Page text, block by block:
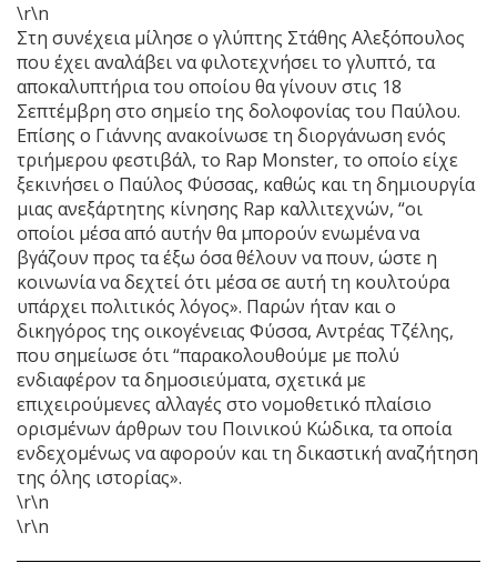
\r\n
Στη συνέχεια μίλησε ο γλύπτης Στάθης Αλεξόπουλος
που έχει αναλάβει να φιλοτεχνήσει το γλυπτό, τα
αποκαλυπτήρια του οποίου θα γίνουν στις 18
Σεπτέμβρη στο σημείο της δολοφονίας του Παύλου.
Επίσης ο Γιάννης ανακοίνωσε τη διοργάνωση ενός
τριήμερου φεστιβάλ, το Rap Monster, το οποίο είχε
ξεκινήσει ο Παύλος Φύσσας, καθώς και τη δημιουργία
μιας ανεξάρτητης κίνησης Rap καλλιτεχνών, “οι
οποίοι μέσα από αυτήν θα μπορούν ενωμένα να
βγάζουν προς τα έξω όσα θέλουν να πουν, ώστε η
κοινωνία να δεχτεί ότι μέσα σε αυτή τη κουλτούρα
υπάρχει πολιτικός λόγος». Παρών ήταν και ο
δικηγόρος της οικογένειας Φύσσα, Αντρέας Τζέλης,
που σημείωσε ότι “παρακολουθούμε με πολύ
ενδιαφέρον τα δημοσιεύματα, σχετικά με
επιχειρούμενες αλλαγές στο νομοθετικό πλαίσιο
ορισμένων άρθρων του Ποινικού Κώδικα, τα οποία
ενδεχομένως να αφορούν και τη δικαστική αναζήτηση
της όλης ιστορίας».
\r\n
\r\n